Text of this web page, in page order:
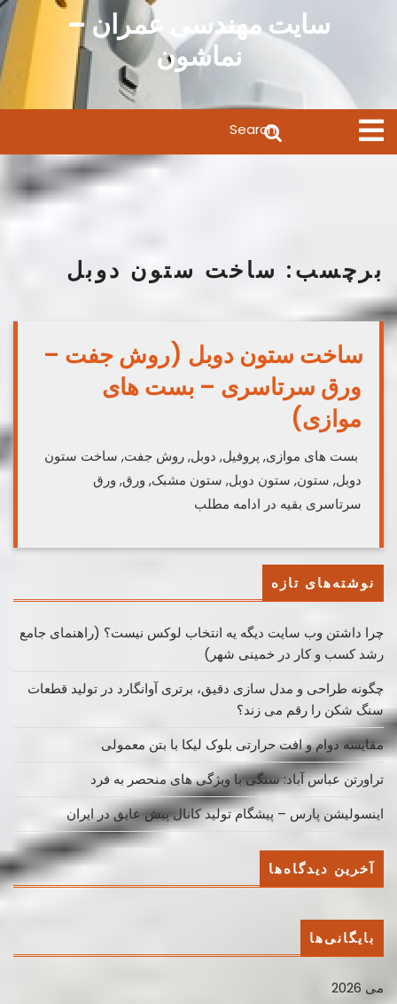
سایت مهندسی عمران –
نماشون
Open
Menu
for:
برچسب: ساخت ستون دوبل
ساخت ستون دوبل (روش جفت –
ورق سرتاسری – بست های
موازی)
بست های موازی, پروفیل, دوبل, روش جفت, ساخت ستون
دوبل, ستون, ستون دوبل, ستون مشبک, ورق, ورق
سرتاسری بقیه در ادامه مطلب
نوشته‌های تازه
چرا داشتن وب سایت دیگه یه انتخاب لوکس نیست؟ (راهنمای جامع
رشد کسب ‌و کار در خمینی ‌شهر)
چگونه طراحی و مدل سازی دقیق، برتری آوانگارد در تولید قطعات
سنگ شکن را رقم می زند؟
مقایسه دوام و افت حرارتی بلوک لیکا با بتن معمولی
تراورتن عباس آباد: سنگی با ویژگی های منحصر به فرد
اینسولیشن پارس – پیشگام تولید کانال پیش عایق در ایران
آخرین دیدگاه‌ها
بایگانی‌ها
می 2026